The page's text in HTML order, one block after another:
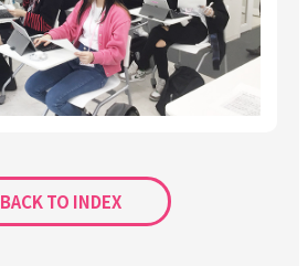
BACK TO INDEX